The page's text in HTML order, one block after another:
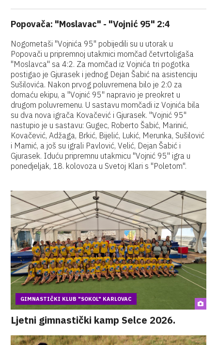
Popovača: "Moslavac" - "Vojnić 95" 2:4
Nogometaši "Vojnića 95" pobijedili su u utorak u
Popovači u pripremnoj utakmici momčad četvrtoligaša
"Moslavca" sa 4:2. Za momčad iz Vojnića tri pogotka
postigao je Gjurasek i jednog Dejan Šabić na asistenciju
Sušilovića. Nakon prvog poluvremena bilo je 2:0 za
domaću ekipu, a "Vojnić 95" napravio je preokret u
drugom poluvremenu. U sastavu momčadi iz Vojnića bila
su dva nova igrača Kovačević i Gjurasek. "Vojnić 95"
nastupio je u sastavu: Gugec, Roberto Šabić, Marinić,
Kovačević, Adžaga, Brkić, Bijelić, Lukić, Merunka, Sušilović
i Mamić, a još su igrali Pavlović, Velić, Dejan Šabić i
Gjurasek. Iduću pripremnu utakmicu "Vojnić 95" igra u
ponedjeljak, 18. kolovoza u Svetoj Klari s "Poletom".
GIMNASTIČKI KLUB "SOKOL" KARLOVAC
Ljetni gimnastički kamp Selce 2026.